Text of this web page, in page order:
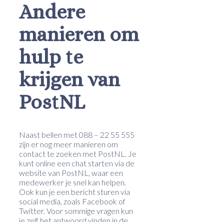
Andere
manieren om
hulp te
krijgen van
PostNL
Naast bellen met 088 – 22 55 555
zijn er nog meer manieren om
contact te zoeken met PostNL. Je
kunt online een chat starten via de
website van PostNL, waar een
medewerker je snel kan helpen.
Ook kun je een bericht sturen via
social media, zoals Facebook of
Twitter. Voor sommige vragen kun